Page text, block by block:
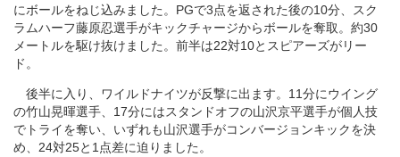
にボールをねじ込みました。PGで3点を返された後の10分、スク
ラムハーフ藤原忍選手がキックチャージからボールを奪取。約30
メートルを駆け抜けました。前半は22対10とスピアーズがリー
ド。
後半に入り、ワイルドナイツが反撃に出ます。11分にウイング
の竹山晃暉選手、17分にはスタンドオフの山沢京平選手が個人技
でトライを奪い、いずれも山沢選手がコンバージョンキックを決
め、24対25と1点差に迫りました。